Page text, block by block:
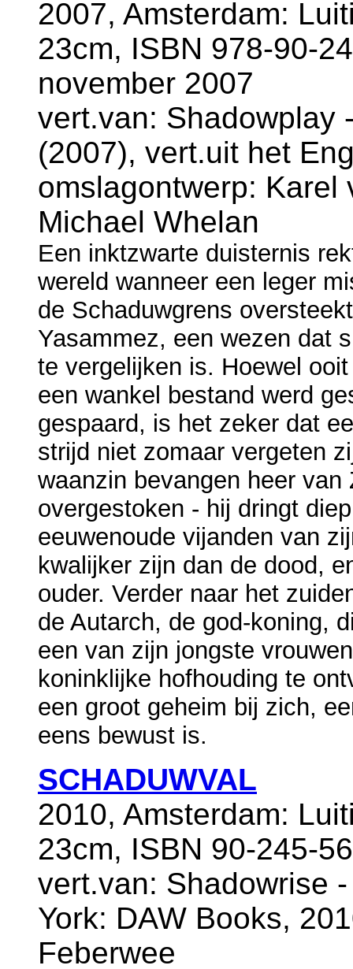
2007, Amsterdam:
23cm, ISBN 978-90-
november 2007
vert.van: Shadowplay
(2007), vert.uit het
omslagontwerp: Karel
Michael Whelan
Een inktzwarte duisternis
wereld wanneer een leger
de Schaduwgrens
Yasammez, een wezen dat
te vergelijken is. Hoewel
een wankel bestand werd
gespaard, is het zeker dat
strijd niet zomaar vergeten
waanzin bevangen heer
overgestoken - hij dringt
eeuwenoude vijanden van
kwalijker zijn dan de dood,
ouder. Verder naar het
de Autarch, de god-koning,
een van zijn jongste
koninklijke hofhouding te
een groot geheim bij zich,
eens bewust is.
SCHADUWVAL
2010, Amsterdam:
23cm, ISBN 90-245-
vert.van: Shadowrise
York: DAW Books,
Feberwee